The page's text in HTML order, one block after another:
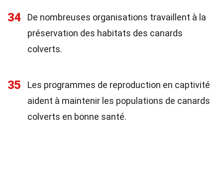
34
De nombreuses organisations travaillent à la
préservation des habitats des canards
colverts.
35
Les programmes de reproduction en captivité
aident à maintenir les populations de canards
colverts en bonne santé.